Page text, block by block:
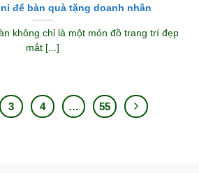
để bàn quà tặng doanh nhân
không chỉ là một món đồ trang trí đẹp
mắt [...]
3 4 … 55